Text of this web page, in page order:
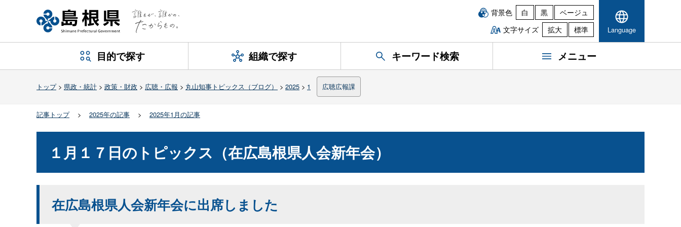
背景色 白 黒
ベージュ
文字サイズ
拡大 標準 Language
目的で探す 組織で探す キーワード検索 メニュー
トップ> 県政・統計 > 政策・財政 > 広聴・広報 > 丸山知事トピックス（ブログ） > 2025 > 1 広聴広報課
記事トップ > 2025年の記事 > 2025年1月の記事
１月１７日のトピックス（在広島根県人会新年会）
在広島根県人会新年会に出席しました